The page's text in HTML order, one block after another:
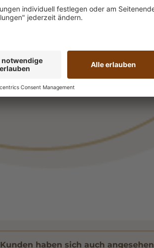
Kunden haben sich auch angesehen